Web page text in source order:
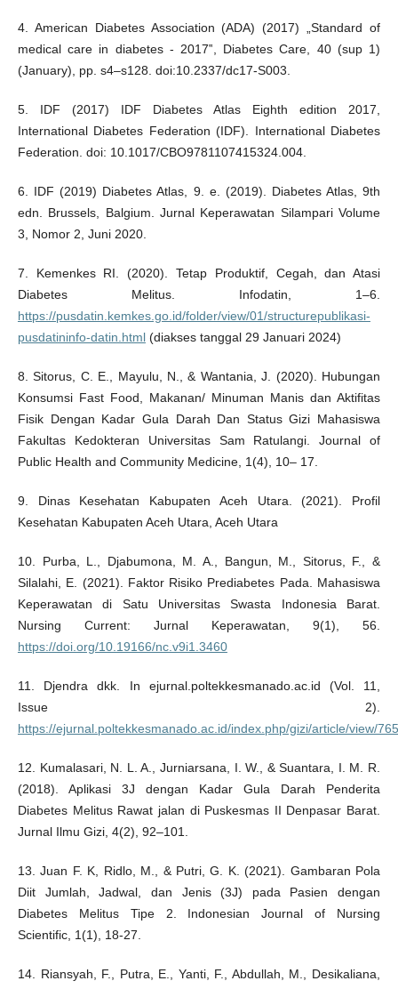
4. American Diabetes Association (ADA) (2017) „Standard of
medical care in diabetes - 2017‟, Diabetes Care, 40 (sup 1)
(January), pp. s4–s128. doi:10.2337/dc17-S003.
5. IDF (2017) IDF Diabetes Atlas Eighth edition 2017,
International Diabetes Federation (IDF). International Diabetes
Federation. doi: 10.1017/CBO9781107415324.004.
6. IDF (2019) Diabetes Atlas, 9. e. (2019). Diabetes Atlas, 9th
edn. Brussels, Balgium. Jurnal Keperawatan Silampari Volume
3, Nomor 2, Juni 2020.
7. Kemenkes RI. (2020). Tetap Produktif, Cegah, dan Atasi
Diabetes Melitus. Infodatin, 1–6.
https://pusdatin.kemkes.go.id/folder/view/01/structurepublikasi-
pusdatininfo-datin.html(diakses tanggal 29 Januari 2024)
8. Sitorus, C. E., Mayulu, N., & Wantania, J. (2020). Hubungan
Konsumsi Fast Food, Makanan/ Minuman Manis dan Aktifitas
Fisik Dengan Kadar Gula Darah Dan Status Gizi Mahasiswa
Fakultas Kedokteran Universitas Sam Ratulangi. Journal of
Public Health and Community Medicine, 1(4), 10– 17.
9. Dinas Kesehatan Kabupaten Aceh Utara. (2021). Profil
Kesehatan Kabupaten Aceh Utara, Aceh Utara
10. Purba, L., Djabumona, M. A., Bangun, M., Sitorus, F., &
Silalahi, E. (2021). Faktor Risiko Prediabetes Pada. Mahasiswa
Keperawatan di Satu Universitas Swasta Indonesia Barat.
Nursing Current: Jurnal Keperawatan, 9(1), 56.
https://doi.org/10.19166/nc.v9i1.3460
11. Djendra dkk. In ejurnal.poltekkesmanado.ac.id (Vol. 11,
Issue 2).
https://ejurnal.poltekkesmanado.ac.id/index.php/gizi/article/view/765
12. Kumalasari, N. L. A., Jurniarsana, I. W., & Suantara, I. M. R.
(2018). Aplikasi 3J dengan Kadar Gula Darah Penderita
Diabetes Melitus Rawat jalan di Puskesmas II Denpasar Barat.
Jurnal Ilmu Gizi, 4(2), 92–101.
13. Juan F. K, Ridlo, M., & Putri, G. K. (2021). Gambaran Pola
Diit Jumlah, Jadwal, dan Jenis (3J) pada Pasien dengan
Diabetes Melitus Tipe 2. Indonesian Journal of Nursing
Scientific, 1(1), 18-27.
14. Riansyah, F., Putra, E., Yanti, F., Abdullah, M., Desikaliana,